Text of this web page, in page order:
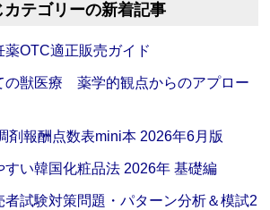
カテゴリーの新着記事
薬OTC適正販売ガイド
の獣医療 薬学的観点からのアプロー
剤報酬点数表mini本 2026年6月版
すい韓国化粧品法 2026年 基礎編
者試験対策問題・パターン分析＆模試2